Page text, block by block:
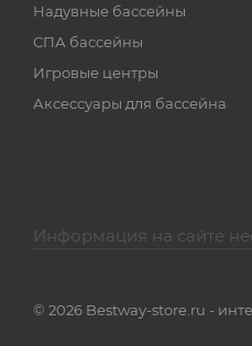
Надувные бассейны
СПА бассейны
Игровые центры
Аксессуары для бассейна
Информация на сайте
© 2026 Bestway-store.ru -